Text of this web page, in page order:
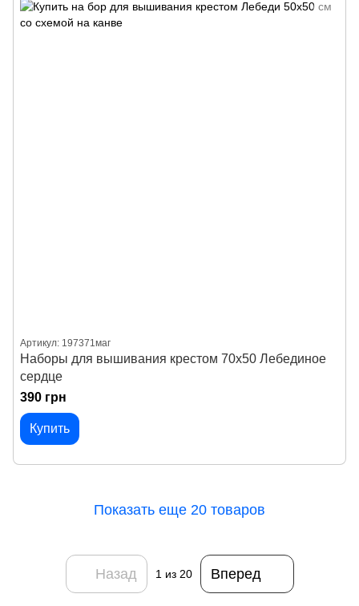
Артикул: 197371маг
Наборы для вышивания крестом 70х50 Лебединое
сердце
390 грн
Купить
Показать еще 20 товаров
Назад 1 из 20 Вперед